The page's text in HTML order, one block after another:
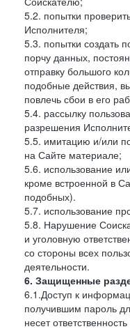
5.2. попытки
Исполнителя;
5.3. попытки создать
порчу данных,
отправку большого
подобные действия,
повлечь сбои в его
5.4. рассылку
разрешения
5.5. имитацию и/или
на Сайте материале;
5.6. использование
кроме встроенной в
подобных).
5.7. использование
5.8. Нарушение
и уголовную
со стороны всех
деятельности.
6. Защищенные
6.1.Доступ к
получившим пароль
несет